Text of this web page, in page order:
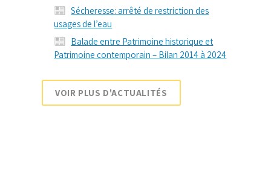
Sécheresse: arrêté de restriction des
usages de l’eau
Balade entre Patrimoine historique et
Patrimoine contemporain – Bilan 2014 à 2024
VOIR PLUS D'ACTUALITÉS